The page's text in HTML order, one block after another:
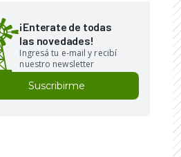
¡Enterate de todas
las novedades!
Ingresá tu e-mail y recibí
nuestro newsletter
Suscribirme